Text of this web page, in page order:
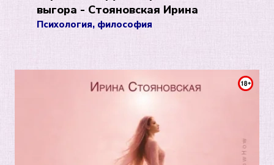
выгора - Стояновская Ирина
Психология, философия